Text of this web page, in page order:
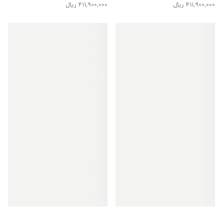
411,900,000 ریال 411,900,000 ریال